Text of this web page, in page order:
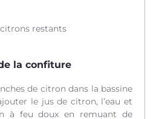
restants
la confiture
de citron dans la bassine
le jus de citron, l’eau et
à feu doux en remuant de